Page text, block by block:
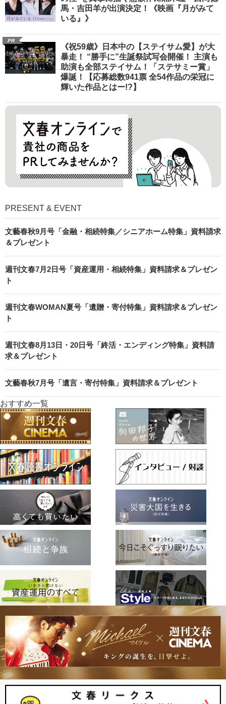
馬・吉田羊が出演決定！《映画『月がみて
いる』》
PR
《祝59歳》日本中の【ステイサム愛】が大
暴走！ “勝手に”生誕祭試写会開催！ 主演も
助演も全部ステイサム！「ステサミー賞」
爆誕！【応募総数941票 全54作品の栄冠に
輝いた作品とはー!?】
PRESENT & EVENT
文藝春秋9月号「金融・相続特集／シニアホーム特集」資料請求
＆プレゼント
週刊文春7月2日号「資産運用・相続特集」資料請求＆プレゼン
ト
週刊文春WOMAN夏号「遺贈・寄付特集」資料請求＆プレゼン
ト
週刊文春8月13日・20日号「終活・エンディング特集」資料請
求＆プレゼント
文藝春秋7月号「遺言・寄付特集」資料請求＆プレゼント
おすすめ一覧